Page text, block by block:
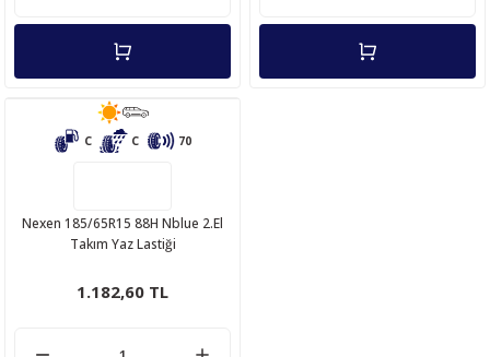
C C 70
Nexen 185/65R15 88H Nblue 2.El
Takım Yaz Lastiği
1.182,60 TL